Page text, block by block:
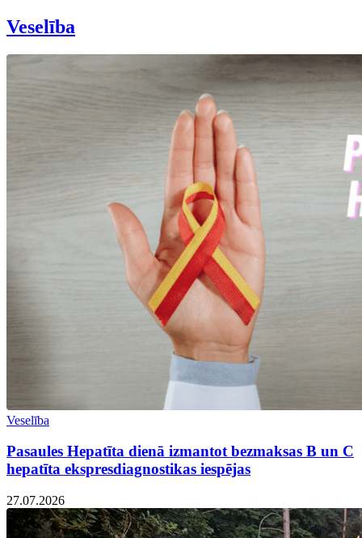
Veselība
Veselība
Pasaules Hepatīta dienā izmantot bezmaksas B un C
hepatīta ekspresdiagnostikas iespējas
27.07.2026